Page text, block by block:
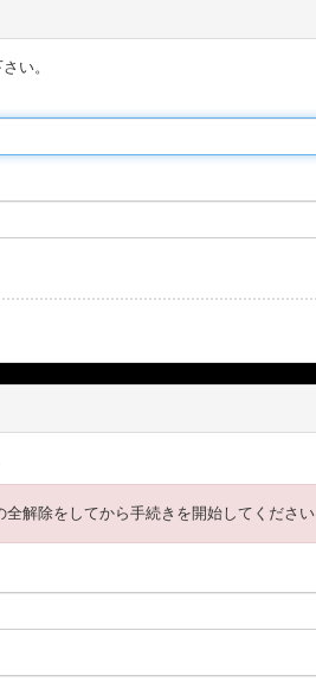
い。
解除をしてから手続きを開始してください